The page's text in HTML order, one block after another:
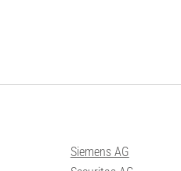
Siemens AG